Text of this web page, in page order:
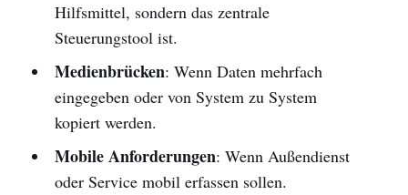
Hilfsmittel, sondern das zentrale
Steuerungstool ist.
Medienbrücken: Wenn Daten mehrfach
eingegeben oder von System zu System
kopiert werden.
Mobile Anforderungen: Wenn Außendienst
oder Service mobil erfassen sollen.